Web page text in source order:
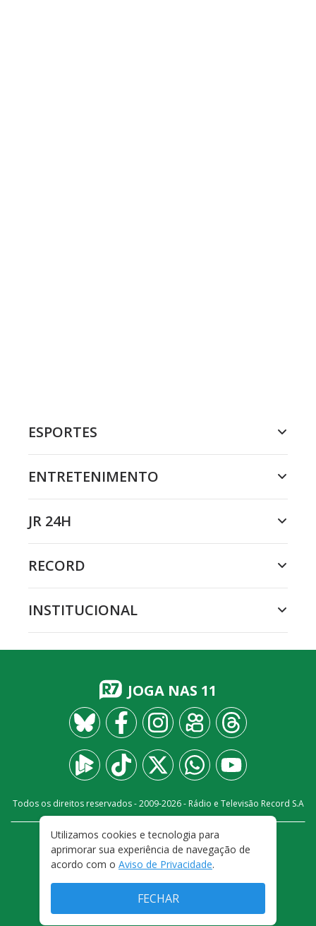
ESPORTES
ENTRETENIMENTO
JR 24H
RECORD
INSTITUCIONAL
JOGA NAS 11
Todos os direitos reservados - 2009-2026- Rádio e Televisão Record S.A
FALE CONOSCO
PRIVACIDADE
TERMOS E CONDIÇÕES DE USO
Utilizamos cookies e tecnologia para
aprimorar sua experiência de navegação de
acordo com o Aviso de Privacidade.
FECHAR